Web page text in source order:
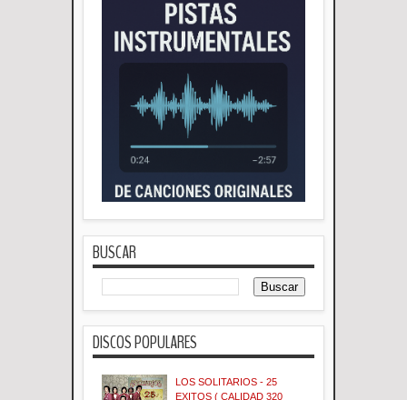
BUSCAR
DISCOS POPULARES
LOS SOLITARIOS - 25
EXITOS ( CALIDAD 320